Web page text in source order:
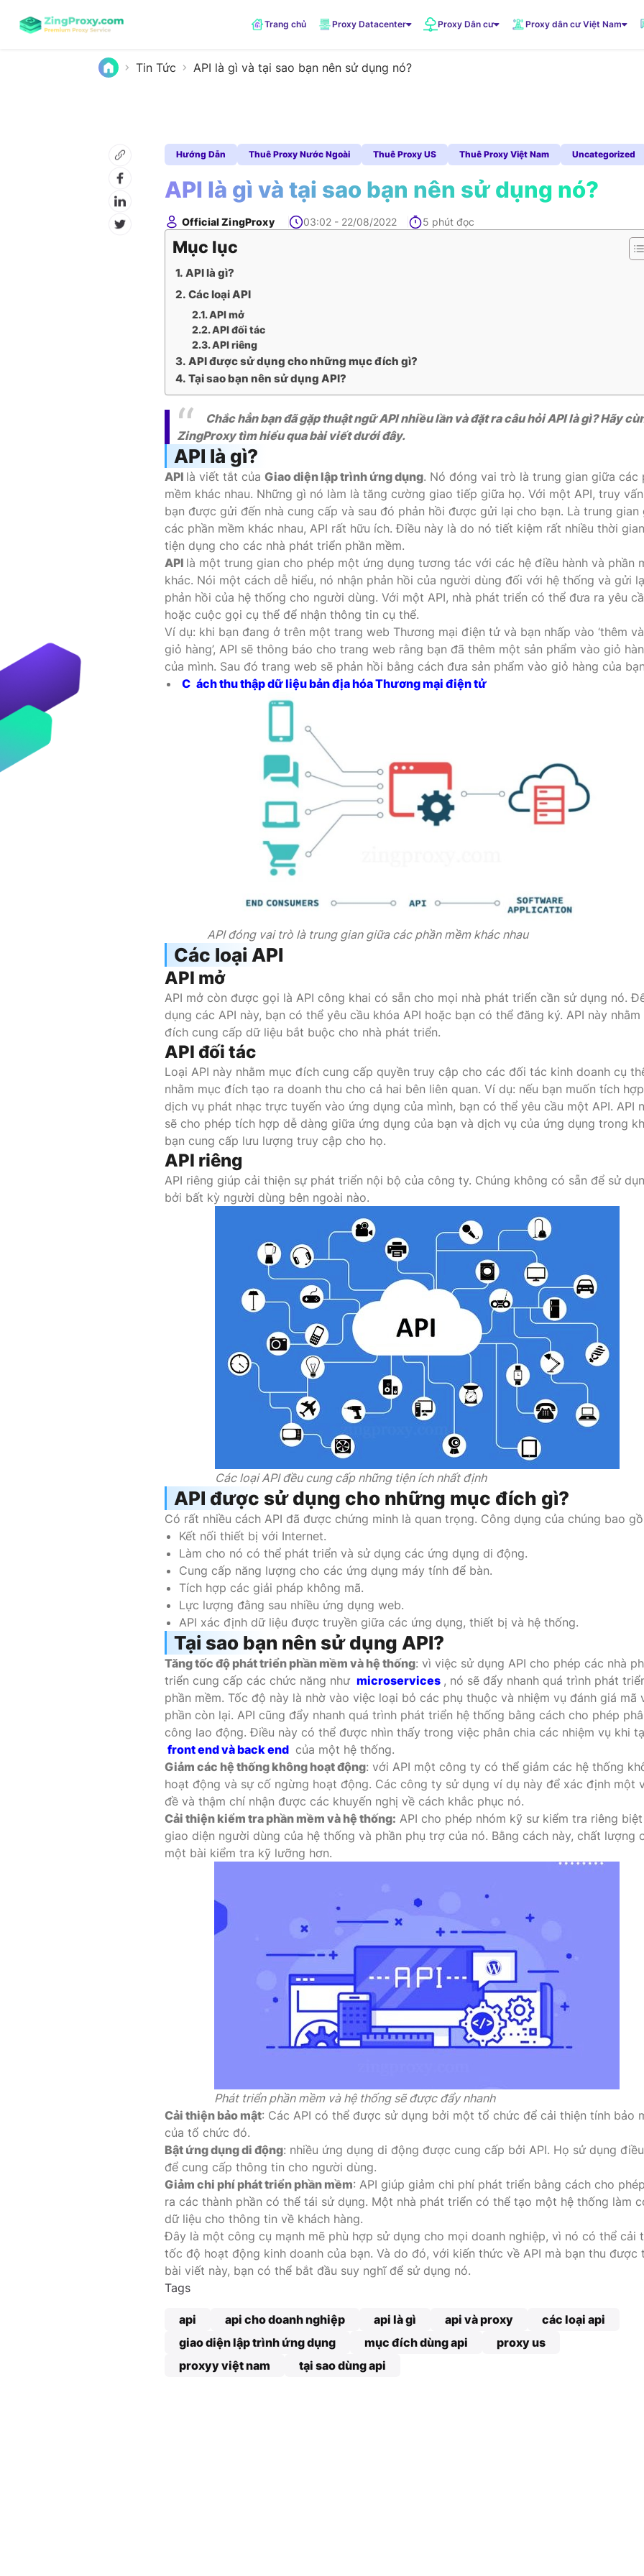
Trang chủ Proxy Datacenter Proxy Dân cư Proxy dân cư Việt Nam
VNDC 3
10.000đ/Ngày
20.000đ/Ngày
VNDC 25
Tin Tức API là gì và tại sao bạn nên sử dụng nó?
Hướng Dẫn Thuê Proxy Nước Ngoài Thuê Proxy US Thuê Proxy Việt Nam Uncategorized
API là gì và tại sao bạn nên sử dụng nó?
Official ZingProxy 03:02 - 22/08/2022 5 phút đọc
Mục lục
API là gì?
Các loại API
API mở
API đối tác
API riêng
API được sử dụng cho những mục đích gì?
Tại sao bạn nên sử dụng API?
Chắc hẳn bạn đã gặp thuật ngữ API nhiều lần và đặt ra câu hỏi API là gì? Hãy
ZingProxy tìm hiểu qua bài viết dưới đây.
API là gì?
API là viết tắt của Giao diện lập trình ứng dụng. Nó đóng vai trò là trung gian giữa các
mềm khác nhau. Những gì nó làm là tăng cường giao tiếp giữa họ. Với một API, truy
bạn được gửi đến nhà cung cấp và sau đó phản hồi được gửi lại cho bạn. Là trung gian
các phần mềm khác nhau, API rất hữu ích. Điều này là do nó tiết kiệm rất nhiều thời
tiện dụng cho các nhà phát triển phần mềm.
API là một trung gian cho phép một ứng dụng tương tác với các hệ điều hành và phần
khác. Nói một cách dễ hiểu, nó nhận phản hồi của người dùng đối với hệ thống và gửi
phản hồi của hệ thống cho người dùng. Với một API, nhà phát triển có thể đưa ra yêu
hoặc cuộc gọi cụ thể để nhận thông tin cụ thể.
Ví dụ: khi bạn đang ở trên một trang web Thương mại điện tử và bạn nhấp vào ‘thêm
giỏ hàng’, API sẽ thông báo cho trang web rằng bạn đã thêm một sản phẩm vào giỏ
của mình. Sau đó trang web sẽ phản hồi bằng cách đưa sản phẩm vào giỏ hàng của
C ách thu thập dữ liệu bản địa hóa Thương mại điện tử
API đóng vai trò là trung gian giữa các phần mềm khác nhau
Các loại API
API mở
API mở còn được gọi là API công khai có sẵn cho mọi nhà phát triển cần sử dụng nó.
dụng các API này, bạn có thể yêu cầu khóa API hoặc bạn có thể đăng ký. API này nhằm
đích cung cấp dữ liệu bắt buộc cho nhà phát triển.
API đối tác
Loại API này nhằm mục đích cung cấp quyền truy cập cho các đối tác kinh doanh cụ
nhằm mục đích tạo ra doanh thu cho cả hai bên liên quan. Ví dụ: nếu bạn muốn tích
dịch vụ phát nhạc trực tuyến vào ứng dụng của mình, bạn có thể yêu cầu một API. API
sẽ cho phép tích hợp dễ dàng giữa ứng dụng của bạn và dịch vụ của ứng dụng trong
bạn cung cấp lưu lượng truy cập cho họ.
API riêng
API riêng giúp cải thiện sự phát triển nội bộ của công ty. Chúng không có sẵn để sử
bởi bất kỳ người dùng bên ngoài nào.
Các loại API đều cung cấp những tiện ích nhất định
API được sử dụng cho những mục đích gì?
Có rất nhiều cách API đã được chứng minh là quan trọng. Công dụng của chúng bao
Kết nối thiết bị với Internet.
Làm cho nó có thể phát triển và sử dụng các ứng dụng di động.
Cung cấp năng lượng cho các ứng dụng máy tính để bàn.
Tích hợp các giải pháp không mã.
Lực lượng đằng sau nhiều ứng dụng web.
API xác định dữ liệu được truyền giữa các ứng dụng, thiết bị và hệ thống.
Tại sao bạn nên sử dụng API?
Tăng tốc độ phát triển phần mềm và hệ thống: vì việc sử dụng API cho phép các nhà
triển cung cấp các chức năng như microservices , nó sẽ đẩy nhanh quá trình phát
phần mềm. Tốc độ này là nhờ vào việc loại bỏ các phụ thuộc và nhiệm vụ đánh giá mã
phần còn lại. API cũng đẩy nhanh quá trình phát triển hệ thống bằng cách cho phép
công lao động. Điều này có thể được nhìn thấy trong việc phân chia các nhiệm vụ khi
front endvàback end của một hệ thống.
Giảm các hệ thống không hoạt động: với API một công ty có thể giảm các hệ thống
hoạt động và sự cố ngừng hoạt động. Các công ty sử dụng ví dụ này để xác định một
đề và thậm chí nhận được các khuyến nghị về cách khắc phục nó.
Cải thiện kiểm tra phần mềm và hệ thống: API cho phép nhóm kỹ sư kiểm tra riêng
giao diện người dùng của hệ thống và phần phụ trợ của nó. Bằng cách này, chất lượng
một bài kiểm tra kỹ lưỡng hơn.
Phát triển phần mềm và hệ thống sẽ được đẩy nhanh
Cải thiện bảo mật: Các API có thể được sử dụng bởi một tổ chức để cải thiện tính bảo
của tổ chức đó.
Bật ứng dụng di động: nhiều ứng dụng di động được cung cấp bởi API. Họ sử dụng
để cung cấp thông tin cho người dùng.
Giảm chi phí phát triển phần mềm: API giúp giảm chi phí phát triển bằng cách cho
ra các thành phần có thể tái sử dụng. Một nhà phát triển có thể tạo một hệ thống làm
dữ liệu cho thông tin về khách hàng.
Đây là một công cụ mạnh mẽ phù hợp sử dụng cho mọi doanh nghiệp, vì nó có thể cải
tốc độ hoạt động kinh doanh của bạn. Và do đó, với kiến ​​thức về API mà bạn thu được
bài viết này, bạn có thể bắt đầu suy nghĩ để sử dụng nó.
Tags
api api cho doanh nghiệp api là gì api và proxy
các loại api
giao diện lập trình ứng dụng
mục đích dùng api
proxy us
proxyy việt nam
tại sao dùng api